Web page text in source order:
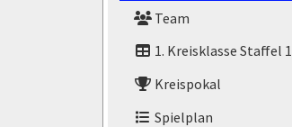
Team
1. Kreisklasse Staffel 1
Kreispokal
Spielplan